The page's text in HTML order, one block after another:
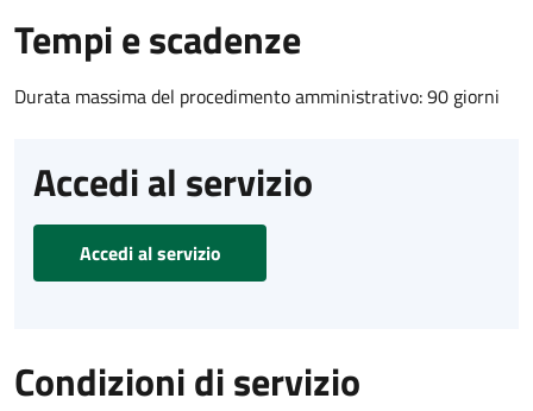
Tempi e scadenze
Durata massima del procedimento amministrativo: 90 giorni
Accedi al servizio
Accedi al servizio
Condizioni di servizio